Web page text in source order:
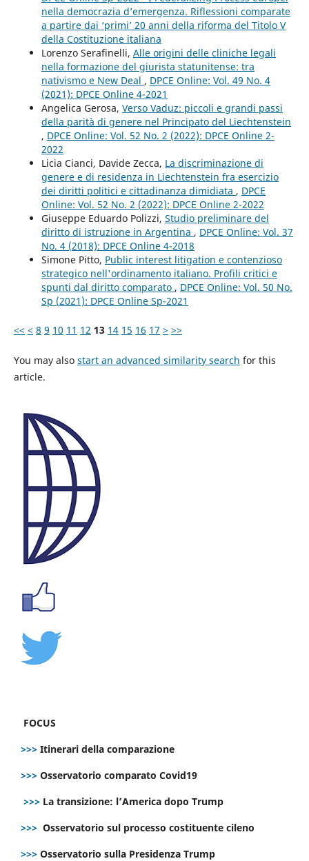
nella democrazia d’emergenza. Riflessioni comparate
a partire dai ‘primi’ 20 anni della riforma del Titolo V
della Costituzione italiana
Lorenzo Serafinelli, Alle origini delle cliniche legali
nella formazione del giurista statunitense: tra
nativismo e New Deal , DPCE Online: Vol. 49 No. 4
(2021): DPCE Online 4-2021
Angelica Gerosa, Verso Vaduz: piccoli e grandi passi
della parità di genere nel Principato del Liechtenstein
, DPCE Online: Vol. 52 No. 2 (2022): DPCE Online 2-
2022
Licia Cianci, Davide Zecca, La discriminazione di
genere e di residenza in Liechtenstein fra esercizio
dei diritti politici e cittadinanza dimidiata , DPCE
Online: Vol. 52 No. 2 (2022): DPCE Online 2-2022
Giuseppe Eduardo Polizzi, Studio preliminare del
diritto di istruzione in Argentina , DPCE Online: Vol. 37
No. 4 (2018): DPCE Online 4-2018
Simone Pitto, Public interest litigation e contenzioso
strategico nell'ordinamento italiano. Profili critici e
spunti dal diritto comparato , DPCE Online: Vol. 50 No.
Sp (2021): DPCE Online Sp-2021
<< < 8 9 10 11 12 13 14 15 16 17 > >>
You may also start an advanced similarity search for this
article.
FOCUS
>>> Itinerari della comparazione
>>> Osservatorio comparato Covid19
>>> La transizione: l’America dopo Trump
>>> Osservatorio sul processo costituente cileno
>>> Osservatorio sulla Presidenza Trump